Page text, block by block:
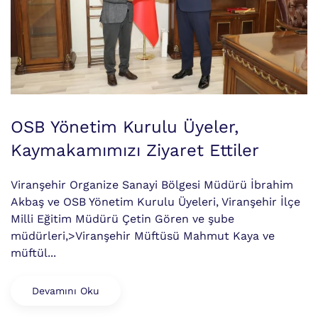
OSB Yönetim Kurulu Üyeler,
Kaymakamımızı Ziyaret Ettiler
Viranşehir Organize Sanayi Bölgesi Müdürü İbrahim
Akbaş ve OSB Yönetim Kurulu Üyeleri, Viranşehir İlçe
Milli Eğitim Müdürü Çetin Gören ve şube
müdürleri,>Viranşehir Müftüsü Mahmut Kaya ve
müftül...
Devamını Oku